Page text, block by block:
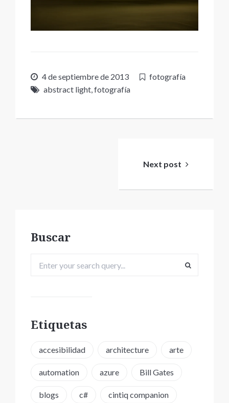
4 de septiembre de 2013
fotografía
abstract light,fotografía
Next post
Buscar
Etiquetas
accesibilidad architecture arte
automation azure Bill Gates
blogs c# cintiq companion